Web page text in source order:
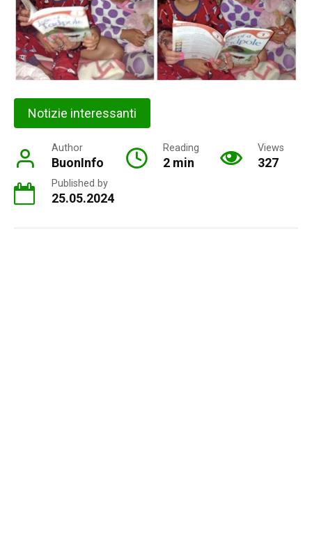
Notizie interessanti
Author
BuonInfo
Reading
2 min
Views
327
Published by
25.05.2024